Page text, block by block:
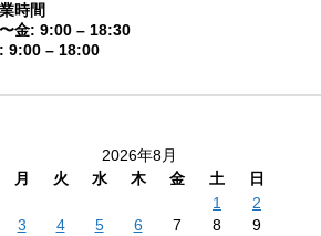
時間
金: 9:00 – 18:30
9:00 – 18:00
2026年8月
月
火 水 木 金 土
日
1
2
3
4 5 6 7 8
9